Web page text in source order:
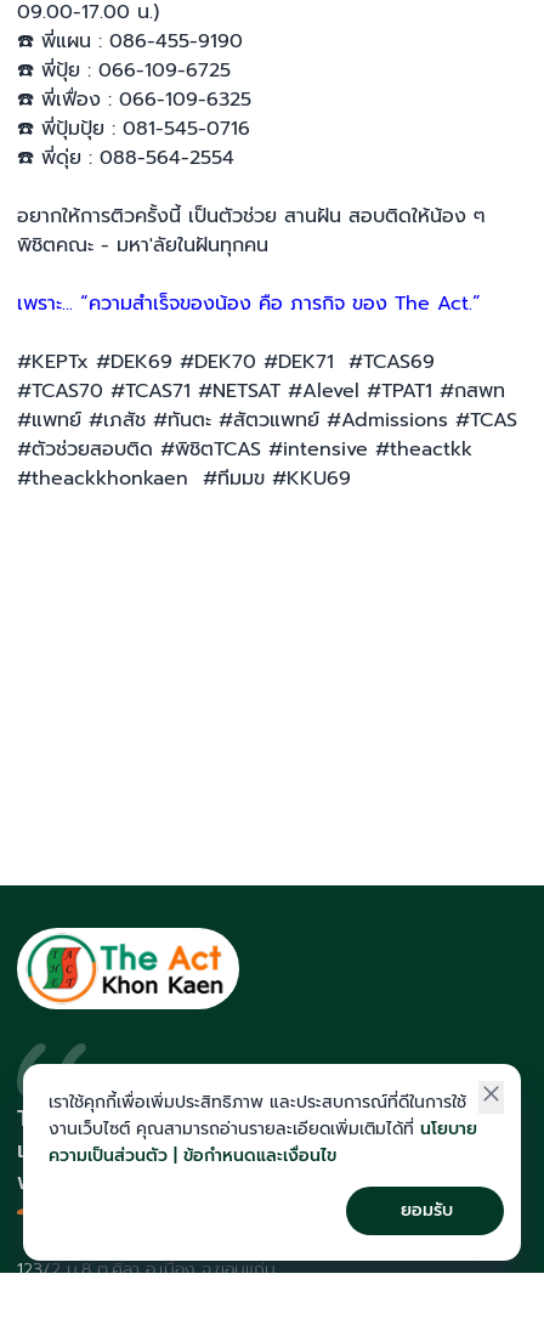
09.00-17.00 น.)
☎️ พี่แผน : 086-455-9190
☎️ พี่ปุ้ย : 066-109-6725
☎️ พี่เฟื่อง : 066-109-6325
☎️ พี่ปุ้มปุ้ย : 081-545-0716
☎️ พี่ดุ่ย : 088-564-2554
อยากให้การติวครั้งนี้ เป็นตัวช่วย สานฝัน สอบติดให้น้อง ๆ
พิชิตคณะ - มหา'ลัยในฝันทุกคน
เพราะ... “ความสำเร็จของน้อง คือ ภารกิจ ของ The Act.”
#KEPTx #DEK69 #DEK70 #DEK71 #TCAS69
#TCAS70 #TCAS71 #NETSAT #Alevel #TPAT1 #กสพท
#แพทย์ #เภสัช #ทันตะ #สัตวแพทย์ #Admissions #TCAS
#ตัวช่วยสอบติด #พิชิตTCAS #intensive #theactkk
#theackkhonkaen #ทีมมข #KKU69
The Act สถาบันที่นักเรียนติดโควตา
และสายแพทย์มากที่สุดในภาคอีสาน
พร้อมทีมคณาจารย์เก็งข้อสอบแม่น
123/2 ม.8 ต.ศิลา อ.เมือง จ.ขอนแก่น
เราใช้คุกกี้เพื่อเพิ่มประสิทธิภาพ และประสบการณ์ที่ดีในการใช้
งานเว็บไซต์ คุณสามารถอ่านรายละเอียดเพิ่มเติมได้ที่ นโยบาย
ความเป็นส่วนตัว | ข้อกำหนดและเงื่อนไข
ยอมรับ